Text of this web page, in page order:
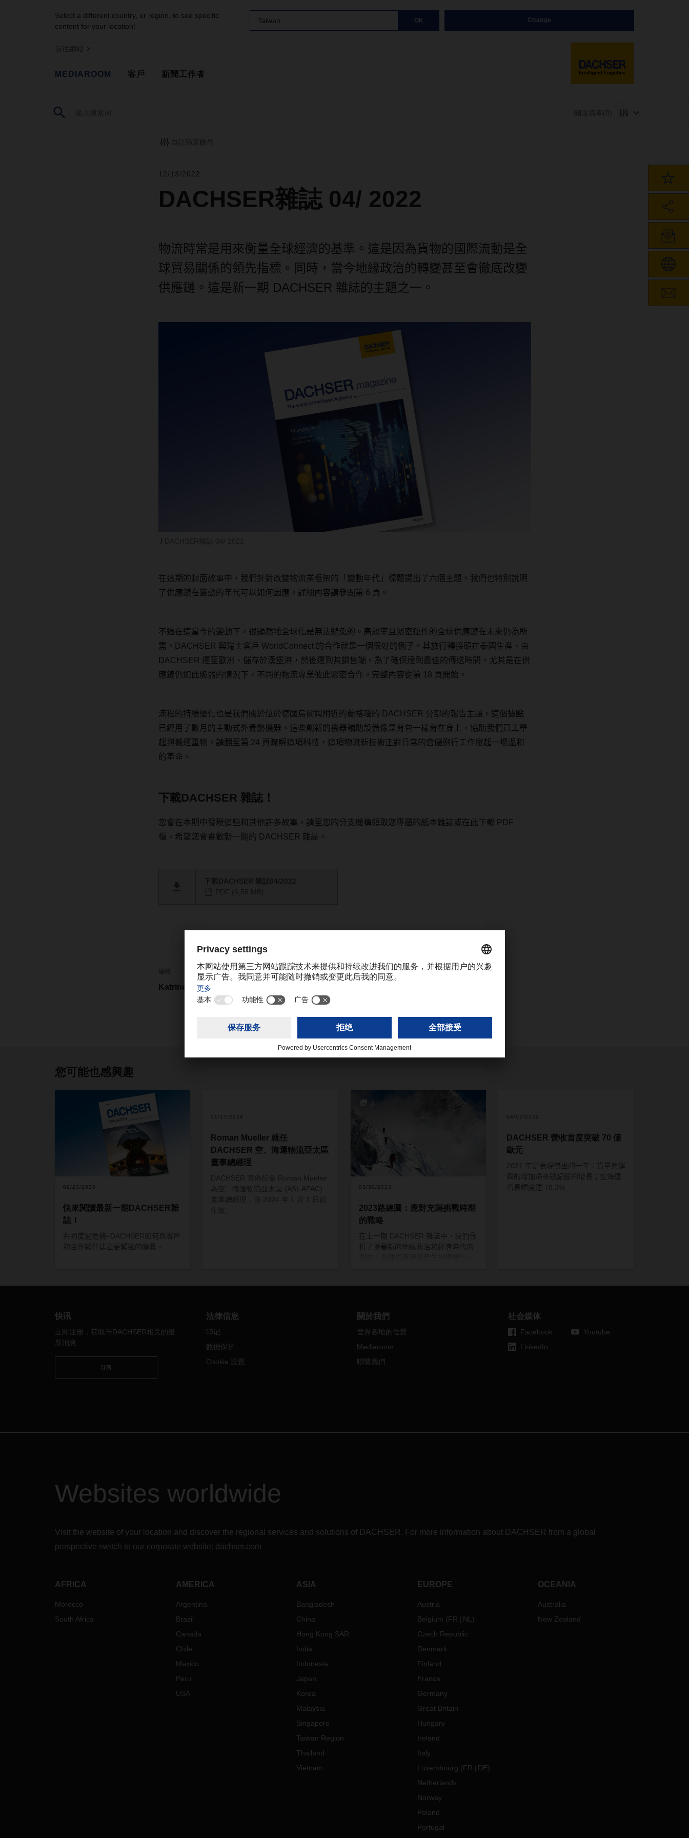
Select a different country, or region, to see specific
content for your location!
Taiwan OK Change
前往網站
MEDIAROOM 客戶 新聞工作者
(0)
自訂篩選條件
12/13/2022
DACHSER雜誌 04/ 2022
物流時常是用來衡量全球經濟的基準。這是因為貨物的國際流動是全
球貿易關係的領先指標。同時，當今地緣政治的轉變甚至會徹底改變
供應鏈。這是新一期 DACHSER 雜誌的主題之一。
在這期的封面故事中，我們針對改變物流業框架的「變動年代」標題提出了六個主題。我們也特別說明
了供應鏈在變動的年代可以如何因應。詳細內容請參閱第 6 頁。
不過在這當今的變動下，很顯然地全球化是無法避免的。高效率且緊密運作的全球供應鏈在未來仍為所
需。 DACHSER 與瑞士客戶 WorldConnect 的合作就是一個很好的例子。其旅行轉接頭在泰國生產、由
DACHSER 運至歐洲、儲存於漢堡港，然後運到其銷售端。為了確保達到最佳的傳送時間，尤其是在供
應鏈仍如此脆弱的情況下，不同的物流專業彼此緊密合作。完整內容從第 18 頁開始。
流程的持續優化也是我們關於位於德國烏爾姆附近的蘭格瑙的 DACHSER 分部的報告主題。這個據點
已經用了數月的主動式外骨骼機器。這些創新的機器輔助設備像是背包一樣背在身上，協助我們員工舉
起與搬運重物。請翻至第 24 頁瞭解這項科技，這項物流新技術正對日常的倉儲例行工作掀起一場溫和
的革命。
下載DACHSER 雜誌！
您會在本期中發現這些和其他許多故事。 請至您的分支機構領取您專屬的紙本雜誌或在此下載 PDF
檔。希望您會喜歡新一期的 DACHSER 雜誌。
Katrine Cheng
您可能也感興趣
09/23/2020
快來閱讀最新一期DACHSER雜
誌！
共同度過危機– DACHSER如何與客戶
和合作夥伴建立更緊密的聯繫。
01/17/2024
Roman Mueller 就任
DACHSER 空、海運物流亞太區
董事總經理
DACHSER 宣佈任命 Roman Mueller
為空、海運物流亞太區 (ASL APAC)
董事總經理，自 2024 年 1 月 1 日起
生效。
3
03/30/2023
2023路線圖：應對充滿挑戰時期
的戰略
在上一期 DACHSER 雜誌中，我們分
析了隨著新的地緣政治和經濟時代的
04/07/2022
DACHSER 營收首度突破 70 億
歐元
2021 年是表現傑出的一年：貨量與運
費的增加帶來破紀錄的增長；空海運
增長幅度達
78.3%
快讯
立即注册，获取与DACHSER相关的最
新消息
订阅
法律信息
印记
数据保护
Cookie 設置
關於我們
世界各地的位置
Mediaroom
聯繫我們
社会媒体
Facebook
LinkedIn
Youtube
Websites worldwide
Visit the website of your location and discover the regional services and solutions of DACHSER. For more information about DACHSER from a global
perspective switch to our corporate website: dachser.com
AFRICA
Morocco
South Africa
AMERICA
Argentina
Brazil
Canada
Chile
Mexico
Peru
USA
ASIA
Bangladesh
China
Hong Kong SAR
India
Indonesia
Japan
Korea
Malaysia
Singapore
Taiwan Region
Thailand
Vietnam
EUROPE
Austria
Belgium (FR NL )
Czech Republic
Denmark
Finland
France
Germany
Great Britain
Hungary
Ireland
Italy
Luxembourg (FR DE)
Netherlands
Norway
Poland
Portugal
OCEANIA
Australia
New Zealand